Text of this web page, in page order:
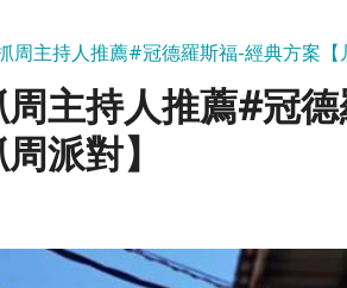
周主持人推薦#冠德羅斯福-經典方案【
主持人推薦#冠
派對】